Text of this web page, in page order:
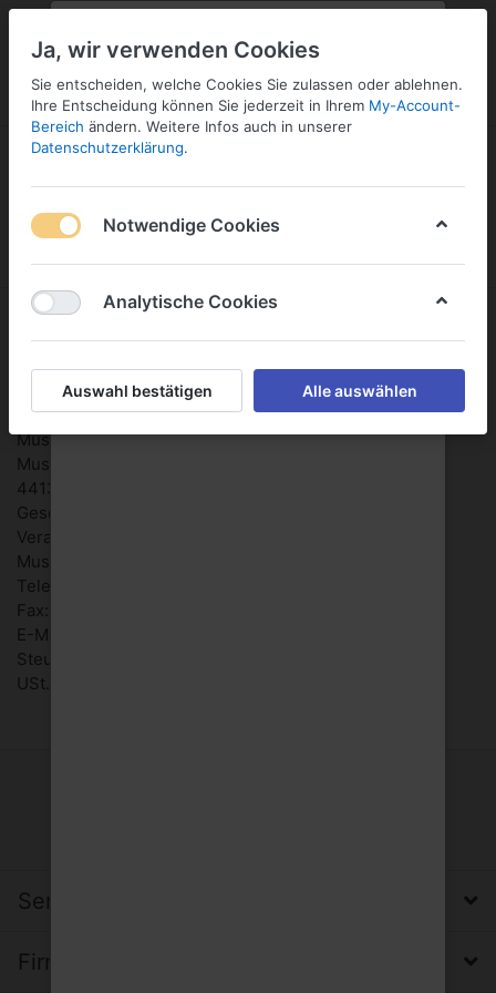
ändern
Geben Sie bitte Ihre Postleitzahl
NEWS BLOG FORUM ANMELDEN
Impressum
http://www.[mein-shop].de ist ein kommerzielles Angebot
der
MusterFirma
Musterstr. 123
44135 Dortmund
Geschäftsführer: Max Mustermann
Verantwortlich für den Inhalt der Website: Max
Mustermann
Telefon: 0231/123 456
Fax: 0231/123789
E-Mail: info@[mein-shop].de
SteuerNr.: 1234567890
USt.-IdNr.: DE1234567890
Service, Versand & Zahlung
Firma, Impressum & Datenschutz
Ja, wir verwenden Cookies
Sie entscheiden, welche Cookies Sie zulassen oder ablehnen.
Ihre Entscheidung können Sie jederzeit in Ihrem My-Account-
Bereich ändern. Weitere Infos auch in unserer
Datenschutzerklärung.
Notwendige Cookies
Analytische Cookies
Auswahl bestätigen Alle auswählen